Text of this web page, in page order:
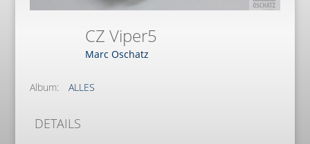
CZ Viper5
Marc Oschatz
Album: ALLES
DETAILS